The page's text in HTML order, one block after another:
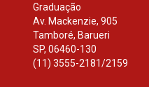
Graduação
Av. Mackenzie, 905
Tamboré, Barueri
SP,06460-130
(11) 3555-2181/2159